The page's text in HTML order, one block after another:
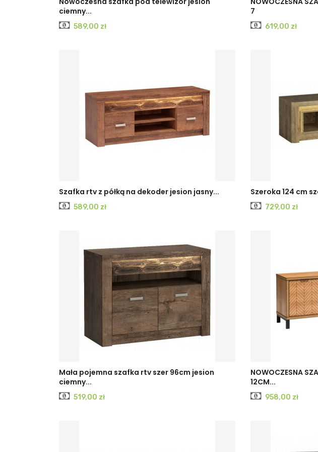
ciemny...
Cena
589,00 zł
7
Cena
619,00 zł
KRAFTJESIONJESION
Szafka rtv z półką na dekoder jesion jasny...
Cena
589,00 zł
Szeroka 124 cm
Cena
729,00 zł
KRAFTJESIONJESION
Mała pojemna szafka rtv szer 96cm jesion
ciemny...
Cena
519,00 zł
NOWOCZESNA
12CM...
Cena
958,00 zł